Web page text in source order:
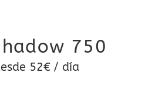
750
52€ / día